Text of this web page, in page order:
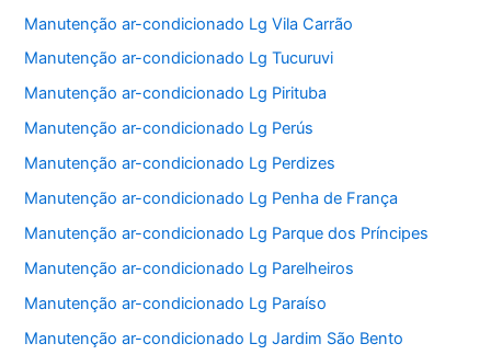
Manutenção ar-condicionado Lg Vila Carrão
Manutenção ar-condicionado Lg Tucuruvi
Manutenção ar-condicionado Lg Pirituba
Manutenção ar-condicionado Lg Perús
Manutenção ar-condicionado Lg Perdizes
Manutenção ar-condicionado Lg Penha de França
Manutenção ar-condicionado Lg Parque dos Príncipes
Manutenção ar-condicionado Lg Parelheiros
Manutenção ar-condicionado Lg Paraíso
Manutenção ar-condicionado Lg Jardim São Bento